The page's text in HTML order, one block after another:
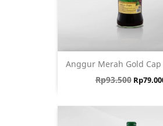
Anggur Merah Gold
Harga biasa
Rp93.500 Harga